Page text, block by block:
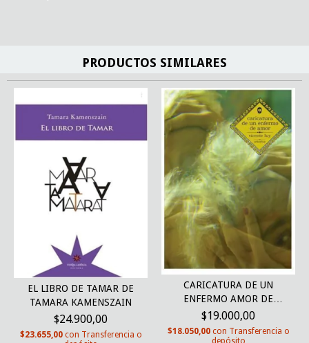
PRODUCTOS SIMILARES
EL LIBRO DE TAMAR DE
TAMARA KAMENSZAIN
$24.900,00
$23.655,00 con Transferencia o
CARICATURA DE UN
ENFERMO AMOR DE
VICENTE...
$19.000,00
$18.050,00 con Transferencia o
depósito